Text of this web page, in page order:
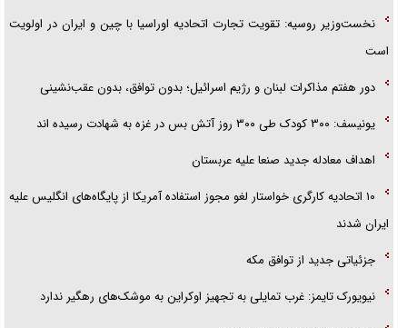
پلیس
نخست‌وزیر روسیه:‌ تقویت تجارت اتحادیه اوراسیا با چین و ایران در اولویت
است
دور هفتم مذاکرات لبنان و رژیم اسرائیل؛ بدون توافق، بدون عقب‌نشینی
یونیسف: ۳۰۰ کودک طی ۳۰۰ روز آتش بس در غزه به شهادت رسیده اند
اهداف معادله جدید صنعا علیه عربستان
۱۰ اتحادیه کارگری خواستار لغو مجوز استفاده آمریکا از پایگاه‌های انگلیس علیه
ایران شدند
جزئیاتی جدید از توافق مکه
نیویورک تایمز: غرب تمایلی به تجهیز اوکراین به موشک‌های رهگیر ندارد